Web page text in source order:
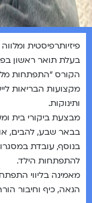
פיזיותרפיסטית
בעלת תואר ראשון
הקורס “התפתחות
מקצועות הבריאות
ותינוקות.
מבצעת ביקורי בית
בבאר שבע, להבים,
בנוסף, עובדת
להתפתחות הילד.
מאמינה בליווי
הנאה, כיף וחיבור